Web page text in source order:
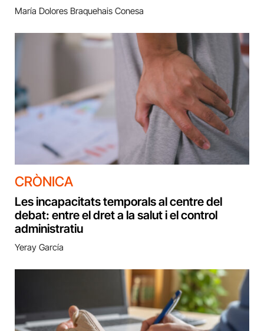
María Dolores Braquehais Conesa
CRÒNICA
Les incapacitats temporals al centre del
debat: entre el dret a la salut i el control
administratiu
Yeray García